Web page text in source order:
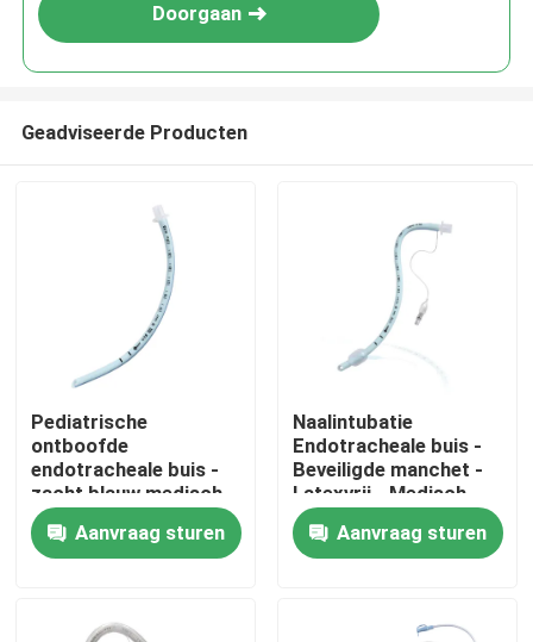
Thuis
Doorgaan
Geadviseerde Producten
Pediatrische
ontboofde
endotracheale buis -
zacht blauw medisch
PVC - CE ISO-
gecertificeerd
Aanvraag sturen
Naalintubatie
Endotracheale buis -
Beveiligde manchet -
Latexvrij - Medisch
PVC - Duidelijke
markeringen
Aanvraag sturen